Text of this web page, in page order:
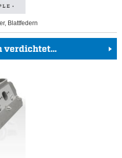
Blattfedern
verdichtet...